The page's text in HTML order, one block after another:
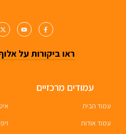
ראו ביקורות על
עמודים מרכזיים
עמוד הבית
עמוד אודות